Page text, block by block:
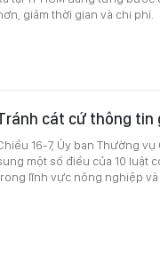
giảm thời gian và chi phí.
cát cứ thông tin
16-7, Ủy ban Thường
một số điều của 10 luật
lĩnh vực nông nghiệp và